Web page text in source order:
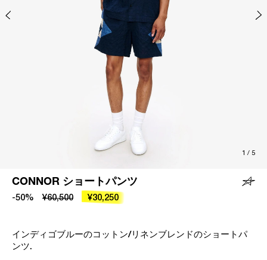
1 / 5
CONNOR ショートパンツ
-50% ¥60,500 ¥30,250
インディゴブルーのコットン/リネンブレンドのショートパ
ンツ.